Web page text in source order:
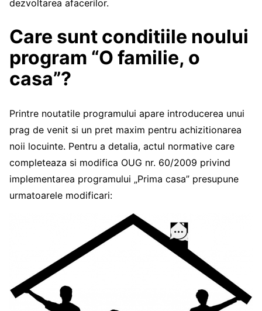
dezvoltarea afacerilor.
Care sunt conditiile noului
program “O familie, o
casa”?
Printre noutatile programului apare introducerea unui
prag de venit si un pret maxim pentru achizitionarea
noii locuinte. Pentru a detalia, actul normative care
completeaza si modifica OUG nr. 60/2009 privind
implementarea programului „Prima casa” presupune
urmatoarele modificari: